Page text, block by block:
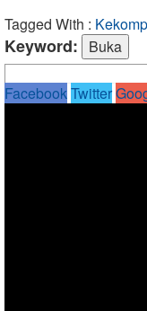
Tagged With :
Keyword:
FacebookTwitter